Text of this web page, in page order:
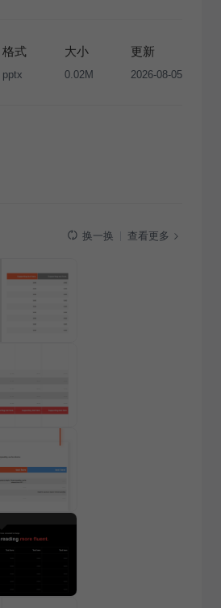
禁止任何形式的转让、出售或出租，未
不得擅自转载和分发，否则将接照我
格式
pptx
大小
0.02M
更新
2026-08-05
换一换 查看更多